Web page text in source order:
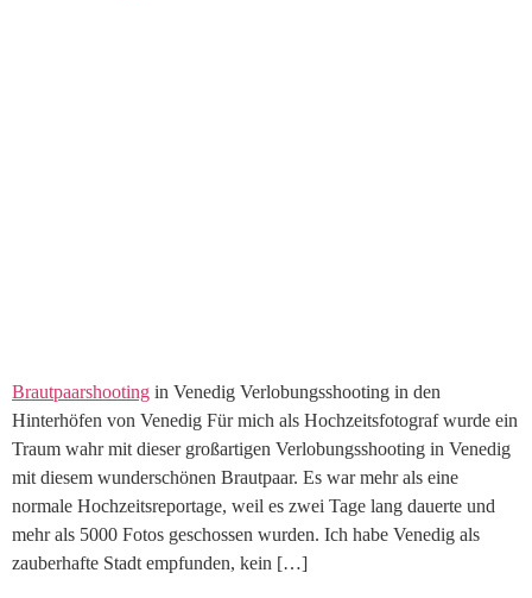
Brautpaarshooting in Venedig Verlobungsshooting in den
Hinterhöfen von Venedig Für mich als Hochzeitsfotograf wurde ein
Traum wahr mit dieser großartigen Verlobungsshooting in Venedig
mit diesem wunderschönen Brautpaar. Es war mehr als eine
normale Hochzeitsreportage, weil es zwei Tage lang dauerte und
mehr als 5000 Fotos geschossen wurden. Ich habe Venedig als
zauberhafte Stadt empfunden, kein […]